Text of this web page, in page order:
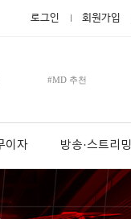
로그인 회원가입
#MD 추천
이자 방송·스트리밍